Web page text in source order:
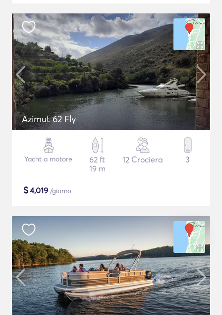
Azimut 62 Fly
Yacht a motore
62 ft
19 m
12 Crociera 3
$4,019 /giorno